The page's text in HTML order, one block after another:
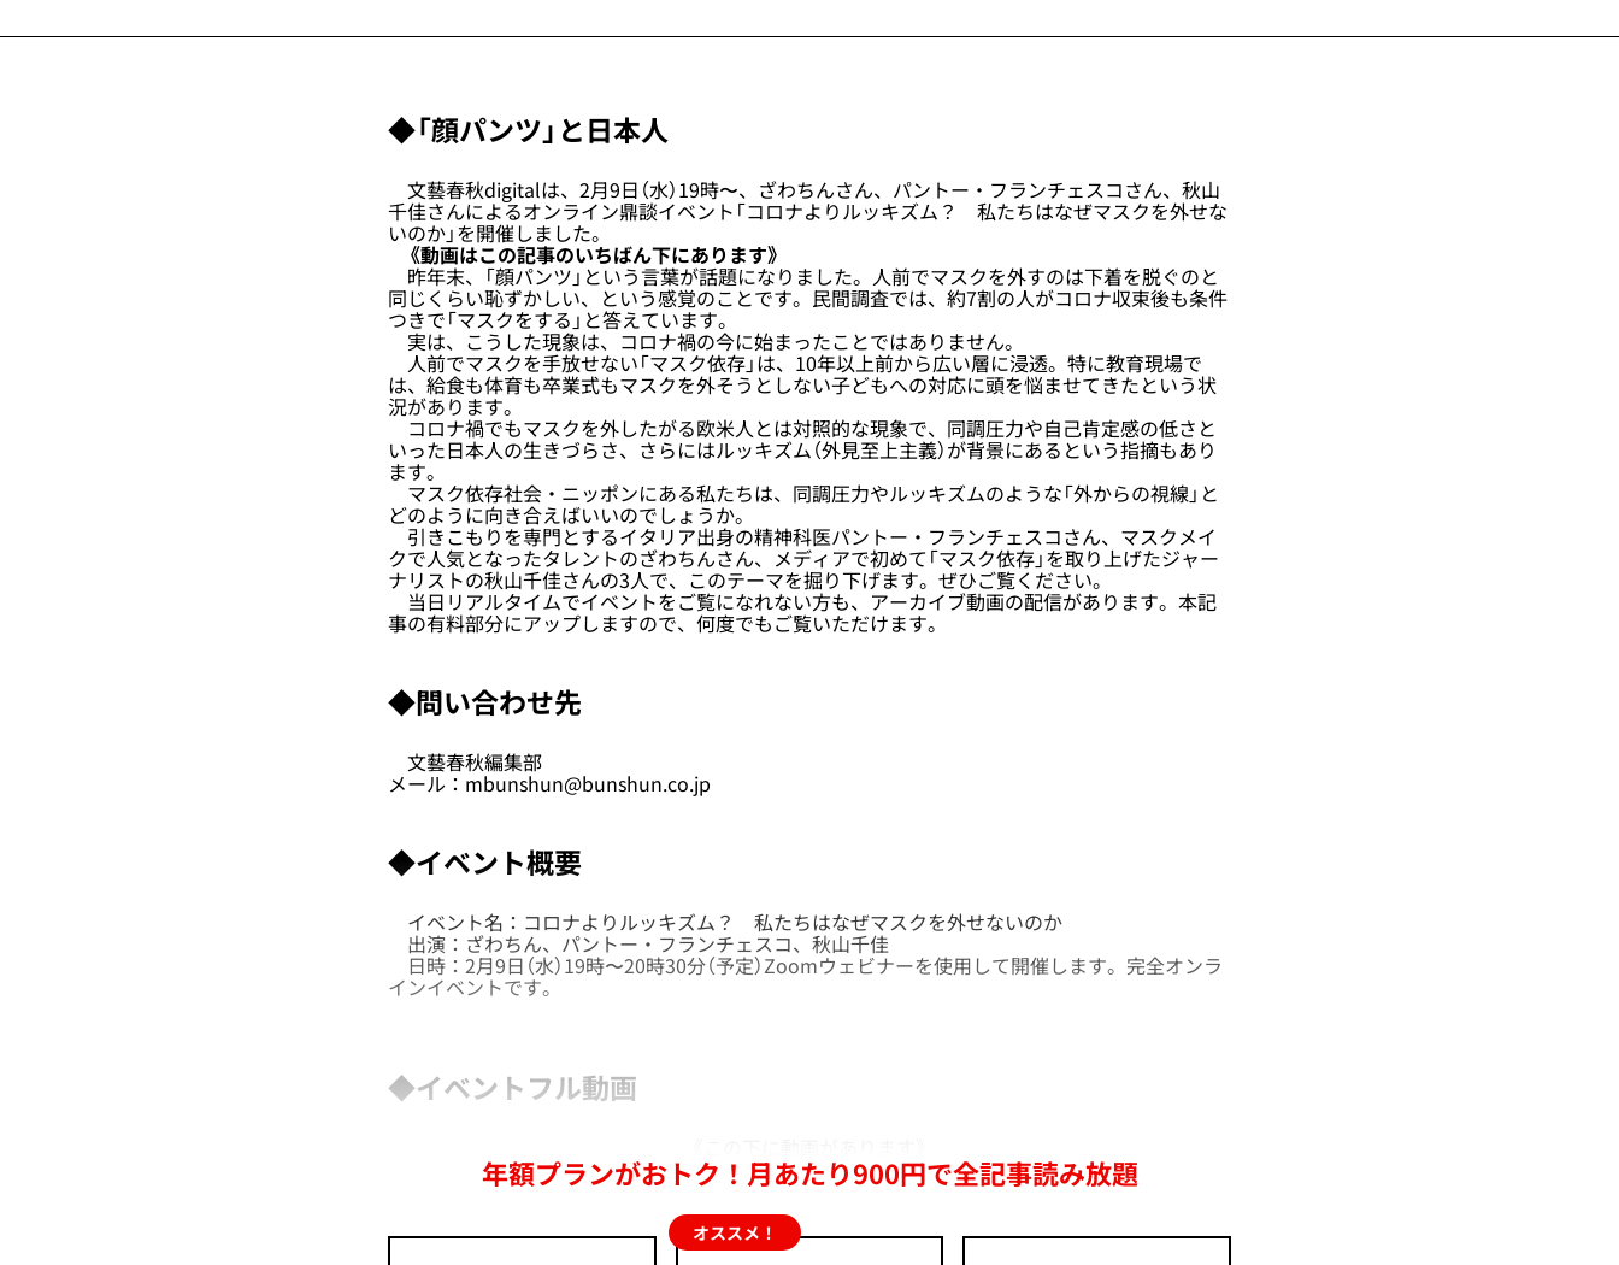
◆「顔パンツ」と日本人
文藝春秋digitalは、2月9日（水）19時〜、ざわちんさん、パントー・フランチェスコさん、秋山
千佳さんによるオンライン鼎談イベント「コロナよりルッキズム？ 私たちはなぜマスクを外せな
いのか」を開催しました。
《動画はこの記事のいちばん下にあります》
昨年末、「顔パンツ」という言葉が話題になりました。人前でマスクを外すのは下着を脱ぐのと
同じくらい恥ずかしい、という感覚のことです。民間調査では、約7割の人がコロナ収束後も条件
つきで「マスクをする」と答えています。
実は、こうした現象は、コロナ禍の今に始まったことではありません。
人前でマスクを手放せない「マスク依存」は、10年以上前から広い層に浸透。特に教育現場で
は、給食も体育も卒業式もマスクを外そうとしない子どもへの対応に頭を悩ませてきたという状
況があります。
コロナ禍でもマスクを外したがる欧米人とは対照的な現象で、同調圧力や自己肯定感の低さと
いった日本人の生きづらさ、さらにはルッキズム（外見至上主義）が背景にあるという指摘もあり
ます。
マスク依存社会・ニッポンにある私たちは、同調圧力やルッキズムのような「外からの視線」と
どのように向き合えばいいのでしょうか。
引きこもりを専門とするイタリア出身の精神科医パントー・フランチェスコさん、マスクメイ
クで人気となったタレントのざわちんさん、メディアで初めて「マスク依存」を取り上げたジャー
ナリストの秋山千佳さんの3人で、このテーマを掘り下げます。ぜひご覧ください。
当日リアルタイムでイベントをご覧になれない方も、アーカイブ動画の配信があります。本記
事の有料部分にアップしますので、何度でもご覧いただけます。
◆問い合わせ先
文藝春秋編集部
メール：mbunshun@bunshun.co.jp
◆イベント概要
イベント名：コロナよりルッキズム？ 私たちはなぜマスクを外せないのか
出演：ざわちん、パントー・フランチェスコ、秋山千佳
日時：2月9日（水）19時〜20時30分（予定）Zoomウェビナーを使用して開催します。完全オンラ
インイベントです。
◆イベントフル動画
年額プランがおトク！月あたり900円で全記事読み放題
オススメ！